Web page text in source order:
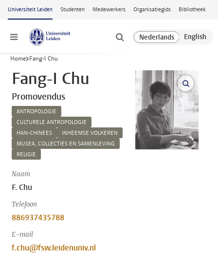
Ga naar hoofdinhoud
Universiteit Leiden Studenten Medewerkers Organisatiegids Bibliotheek
Menu
Home Fang-I Chu
Fang-I Chu
Promovendus
ANTROPOLOGIE
CULTURELE ANTROPOLOGIE
HAN-CHINEES
INHEEMSE VOLKEREN
MUSEA, COLLECTIES EN SAMENLEVING
RELIGIE
Naam
F. Chu
Telefoon
886937435788
E-mail
f.chu@fsw.leidenuniv.nl
open